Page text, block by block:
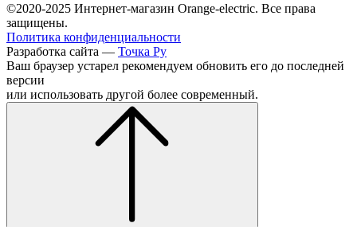
©2020-2025 Интернет-магазин Orange-electric. Все права
защищены.
Политика конфиденциальности
Разработка сайта — Точка Ру
Ваш браузер устарел рекомендуем обновить его до последней
версии
или использовать другой более современный.